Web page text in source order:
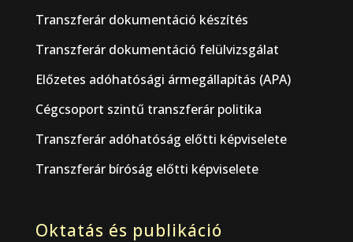
Transzferár dokumentáció készítés
Transzferár dokumentáció felülvizsgálat
Előzetes adóhatósági ármegállapítás (APA)
Cégcsoport szintű transzferár politika
Transzferár adóhatóság előtti képviselete
Transzferár bíróság előtti képviselete
Oktatás és publikáció